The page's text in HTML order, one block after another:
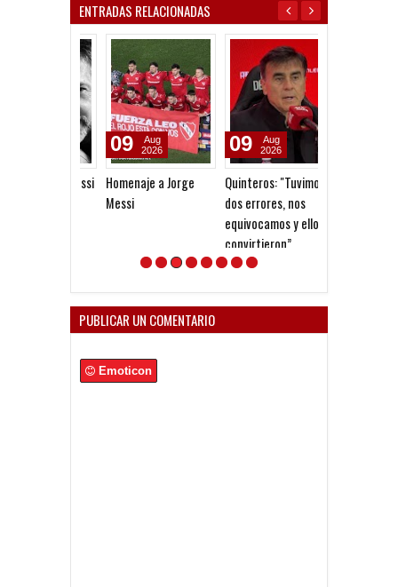
ENTRADAS RELACIONADAS
Homenaje a Jorge
Messi
09
Aug
2026
Quinteros: "Tuvimos
dos errores, nos
equivocamos y ellos
convirtieron”
09
Aug
2026
PUBLICAR UN COMENTARIO
Emoticon